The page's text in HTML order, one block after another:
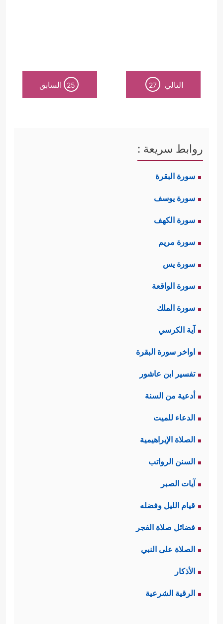
التالي 27
25 السابق
روابط سريعة :
سورة البقرة
سورة يوسف
سورة الكهف
سورة مريم
سورة يس
سورة الواقعة
سورة الملك
آية الكرسي
اواخر سورة البقرة
تفسير ابن عاشور
أدعية من السنة
الدعاء للميت
الصلاة الإبراهيمية
السنن الرواتب
آيات الصبر
قيام الليل وفضله
فضائل صلاة الفجر
الصلاة على النبي
الأذكار
الرقية الشرعية